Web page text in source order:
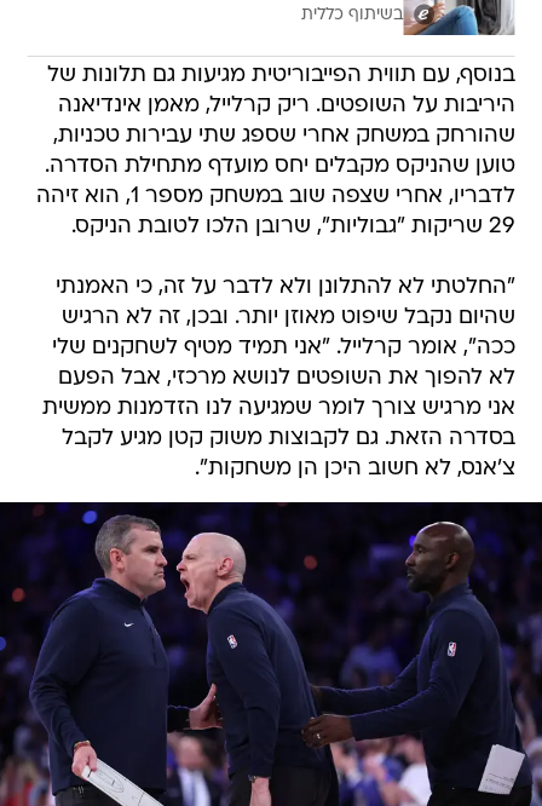
בשיתוף כללית
בנוסף, עם תווית הפייבוריטית מגיעות גם תלונות של
היריבות על השופטים. ריק קרלייל, מאמן אינדיאנה
שהורחק במשחק אחרי שספג שתי עבירות טכניות,
טוען שהניקס מקבלים יחס מועדף מתחילת הסדרה.
לדבריו, אחרי שצפה שוב במשחק מספר 1, הוא זיהה
29 שריקות "גבוליות", שרובן הלכו לטובת הניקס.
"החלטתי לא להתלונן ולא לדבר על זה, כי האמנתי
שהיום נקבל שיפוט מאוזן יותר. ובכן, זה לא הרגיש
ככה", אומר קרלייל. "אני תמיד מטיף לשחקנים שלי
לא להפוך את השופטים לנושא מרכזי, אבל הפעם
אני מרגיש צורך לומר שמגיעה לנו הזדמנות ממשית
בסדרה הזאת. גם לקבוצות משוק קטן מגיע לקבל
צ'אנס, לא חשוב היכן הן משחקות".